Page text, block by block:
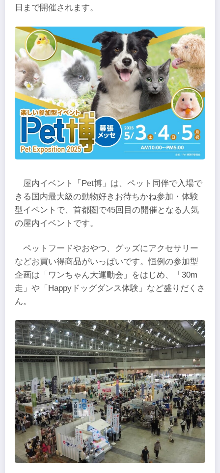
日まで開催されます。
屋内イベント「Pet博」は、ペット同伴で入場で
きる国内最大級の動物好きお待ちかね参加・体験
型イベントで、首都圏で45回目の開催となる人気
の屋内イベントです。
ペットフードやおやつ、グッズにアクセサリー
などお買い得商品がいっぱいです。恒例の参加型
企画は「ワンちゃん大運動会」をはじめ、「30m
走」や「Happyドッグダンス体験」など盛りだくさ
ん。